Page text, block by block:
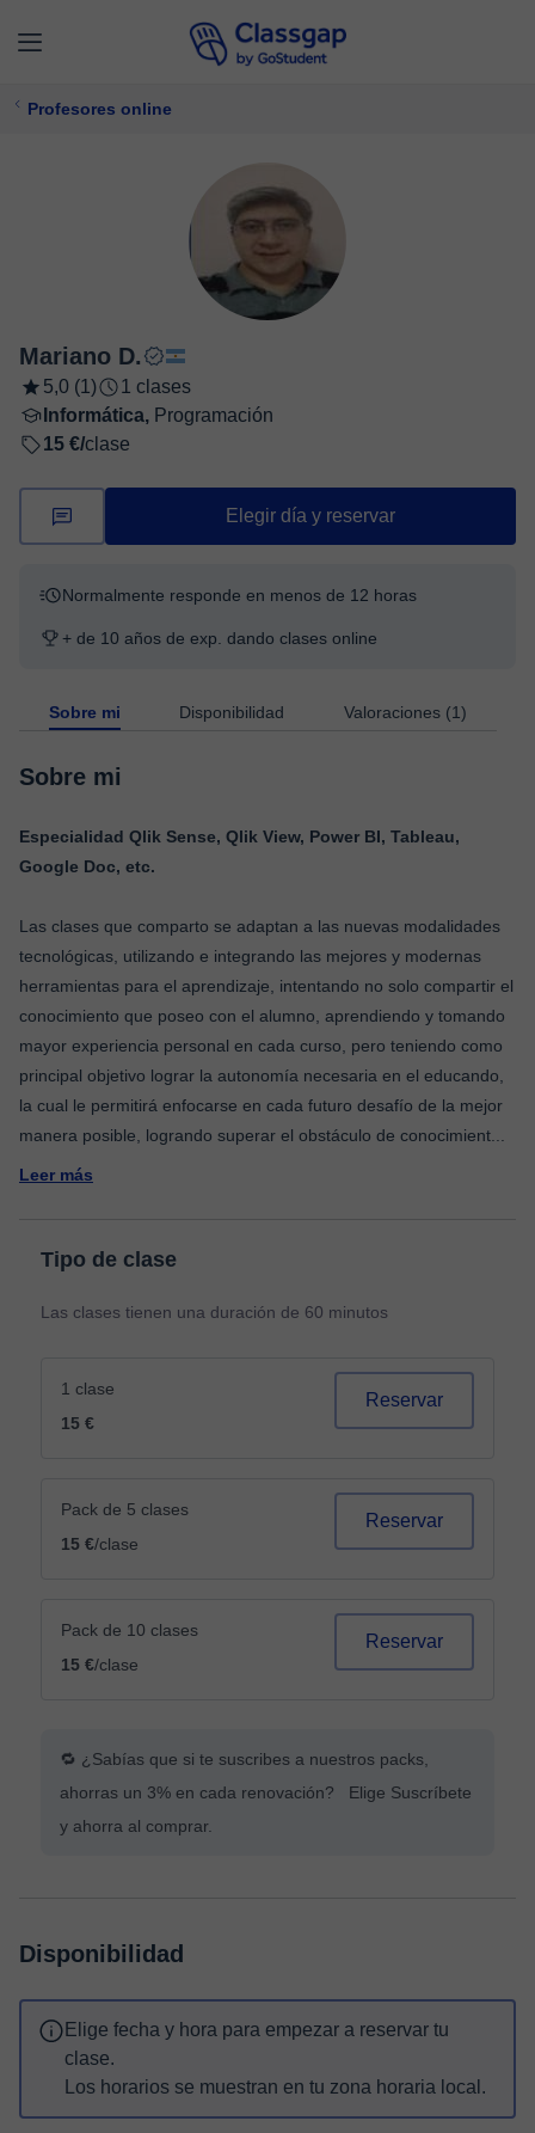
Profesores online
Mariano D.
5,0 (1)
1 clases
Informática, Programación
15 €/clase
Elegir día y reservar
Normalmente responde en menos de 12 horas
+ de 10 años de exp. dando clases online
Sobre mi Disponibilidad Valoraciones (1)
Sobre mi
Especialidad Qlik Sense, Qlik View, Power BI, Tableau,
Google Doc, etc.
Las clases que comparto se adaptan a las nuevas modalidades
tecnológicas, utilizando e integrando las mejores y modernas
herramientas para el aprendizaje, intentando no solo compartir el
conocimiento que poseo con el alumno, aprendiendo y tomando
mayor experiencia personal en cada curso, pero teniendo como
principal objetivo lograr la autonomía necesaria en el educando,
la cual le permitirá enfocarse en cada futuro desafío de la mejor
manera posible, logrando superar el obstáculo de conocimient
Leer más
Tipo de clase
Las clases tienen una duración de 60 minutos
1 clase
15 €
Reservar
Pack de 5 clases
15 €/clase
Reservar
Pack de 10 clases
15 €/clase
Reservar
🔁 ¿Sabías que si te suscribes a nuestros packs,
ahorras un 3% en cada renovación? Elige Suscríbete
y ahorra al comprar.
Disponibilidad
Elige fecha y hora para empezar a reservar tu
clase.
Los horarios se muestran en tu zona horaria local.